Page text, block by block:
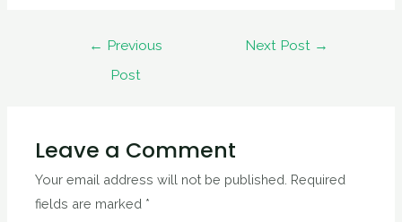
← Previous
Post
Next Post →
Leave a Comment
Your email address will not be published. Required
fields are marked *